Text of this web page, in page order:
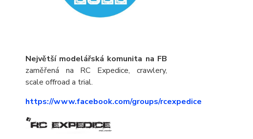
Největší modelářská komunita na FB
zaměřená na RC Expedice, crawlery,
scale offroad a trial.
https://www.facebook.com/groups/rcexpedice